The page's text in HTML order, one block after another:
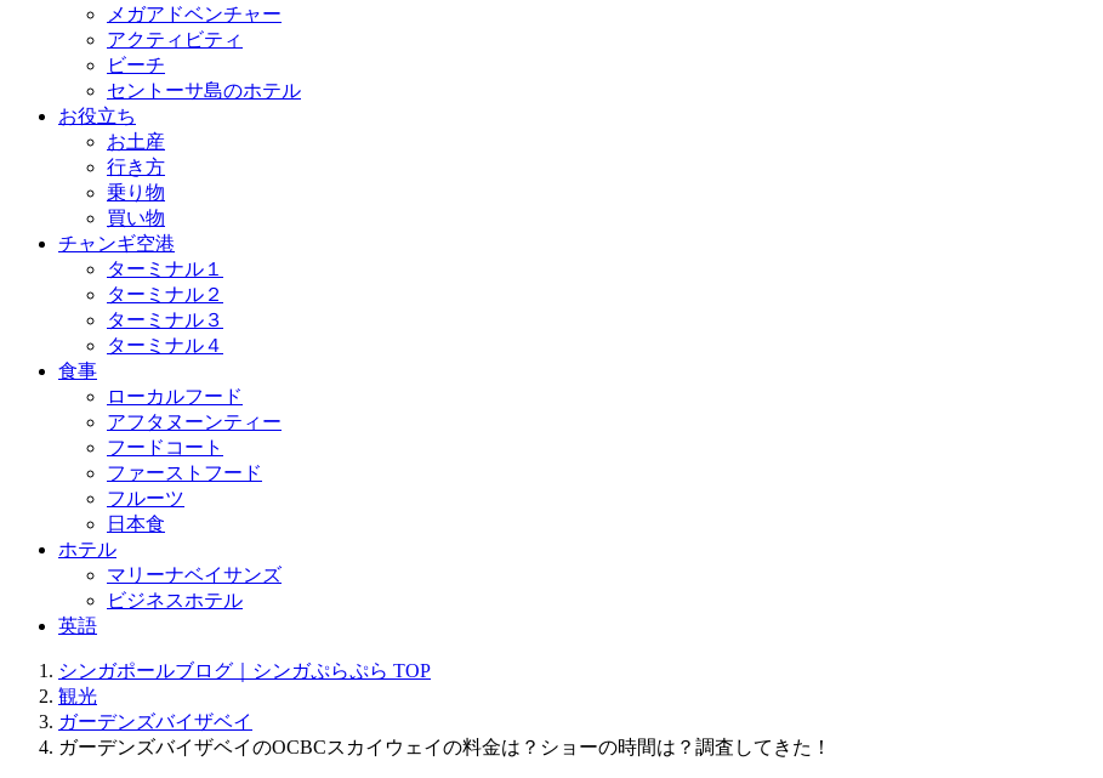
メガアドベンチャー
アクティビティ
ビーチ
セントーサ島のホテル
お役立ち
お土産
行き方
乗り物
買い物
チャンギ空港
ターミナル１
ターミナル２
ターミナル３
ターミナル４
食事
ローカルフード
アフタヌーンティー
フードコート
ファーストフード
フルーツ
日本食
ホテル
マリーナベイサンズ
ビジネスホテル
英語
シンガポールブログ｜シンガぷらぷら TOP
観光
ガーデンズバイザベイ
ガーデンズバイザベイのOCBCスカイウェイの料金は？ショーの時間は？調査してきた！